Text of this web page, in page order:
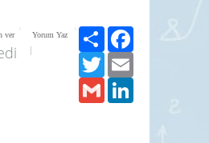
ver Yorum Yaz Paylaş
Twitter
Gmail